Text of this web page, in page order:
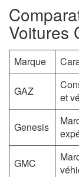
Voitures
Marque
GAZ
et
Genesis
GMC